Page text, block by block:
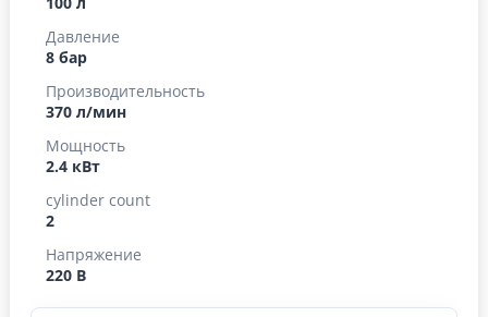
Давление
8 бар
Производительность
370 л/мин
Мощность
2.4 кВт
cylinder count
2
Напряжение
220 В